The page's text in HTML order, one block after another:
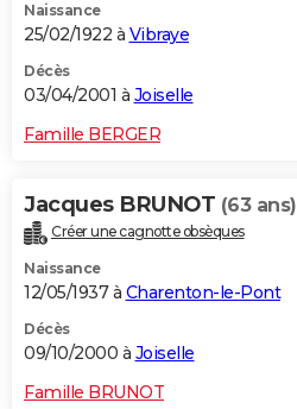
Naissance
25/02/1922 à Vibraye
Décès
03/04/2001 à Joiselle
Famille BERGER
Jacques BRUNOT (63 ans)
Créer une cagnotte obsèques
Naissance
12/05/1937 à Charenton-le-Pont
Décès
09/10/2000 à Joiselle
Famille BRUNOT